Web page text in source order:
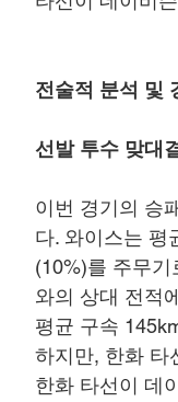
전술적 분석 및
선발 투수 맞대결
이번 경기의 승
다. 와이스는 평
(10%)를 주무
와의 상대 전적
평균 구속
하지만, 한화 타
한화 타선이 데